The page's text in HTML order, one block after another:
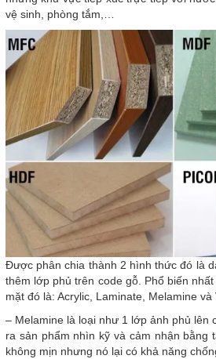
vệ sinh, phòng tắm,…
Được phân chia thành 2 hình thức đó là
thêm lớp phủ trên code gỗ. Phổ biến
mặt đó là: Acrylic, Laminate, Melamine và
– Melamine là loại như 1 lớp ảnh phủ lên
ra sản phẩm nhìn kỹ và cảm nhận bằng
không mịn nhưng nó lại có khả năng